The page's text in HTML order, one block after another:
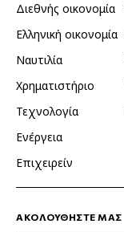
Διεθνής οικονομία
Ελληνική οικονομία
Ναυτιλία
Χρηματιστήριο
Τεχνολογία
Ενέργεια
Επιχειρείν
ΑΚΟΛΟΥΘΗΣΤΕ ΜΑΣ